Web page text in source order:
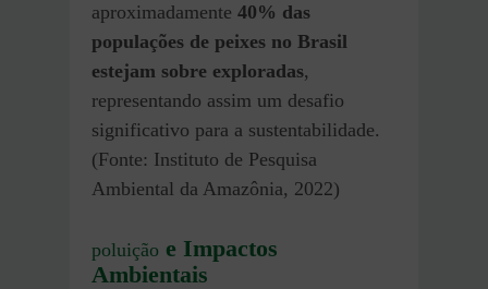
aproximadamente 40% das
populações de peixes no Brasil
estejam sobre exploradas,
representando assim um desafio
significativo para a sustentabilidade.
(Fonte: Instituto de Pesquisa
Ambiental da Amazônia, 2022)
poluição e Impactos
Ambientais